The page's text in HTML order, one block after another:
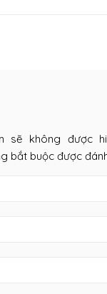
sẽ không được
bắt buộc được